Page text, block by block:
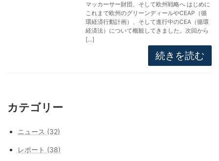
マッカーサー財団、そして欧州戦略へ はじめに
これまで欧州のグリーンディールやCEAP（循
環経済行動計画）、そして進行中のCEA（循環
経済法）について概観してきました。次回から
[…]
続きを読む
カテゴリー
ニュース (32)
レポート (38)